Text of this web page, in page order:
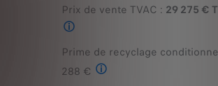
Prix de vente TVAC : 29 275 €
Prix de vente TVAC pour l'achat d'une
Prime de recyclage
288 €